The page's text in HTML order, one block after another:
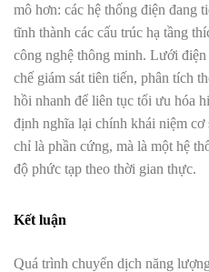
mô hơn: các hệ thống điện đang
tĩnh thành các cấu trúc hạ tầng
công nghệ thông minh. Lưới
chế giám sát tiên tiến, phân tích
hồi nhanh để liên tục tối ưu hóa
định nghĩa lại chính khái niệm cơ
chỉ là phần cứng, mà là một hệ
độ phức tạp theo thời gian thực.
Kết luận
Quá trình chuyển dịch năng